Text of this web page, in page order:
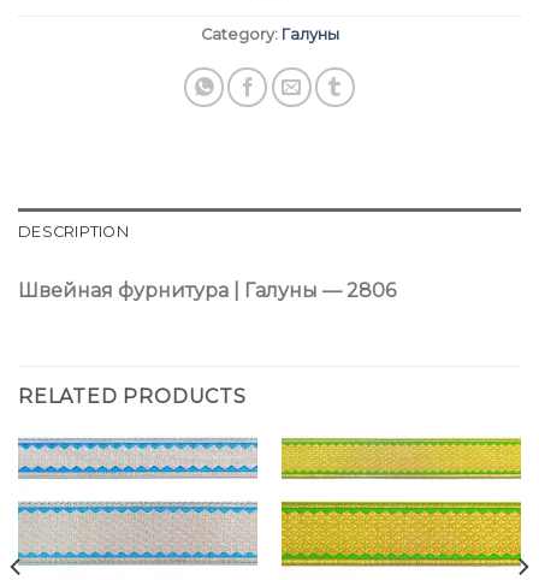
Category: Галуны
DESCRIPTION
Швейная фурнитура | Галуны — 2806
RELATED PRODUCTS